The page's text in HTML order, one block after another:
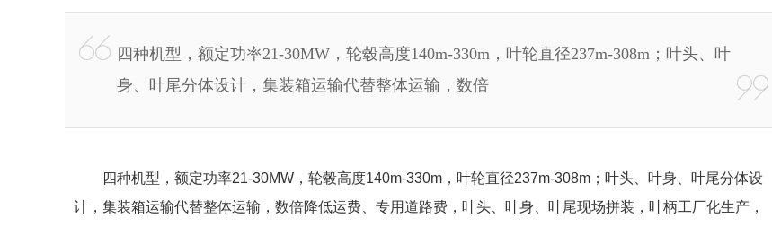
四种机型，额定功率21-30MW，轮毂高度140m-330m，叶轮直径237m-308m；叶头、叶
身、叶尾分体设计，集装箱运输代替整体运输，数倍
四种机型，额定功率21-30MW，轮毂高度140m-330m，叶轮直径237m-308m；叶头、叶身、叶尾分体设
计，集装箱运输代替整体运输，数倍降低运费、专用道路费，叶头、叶身、叶尾现场拼装，叶柄工厂化生产，